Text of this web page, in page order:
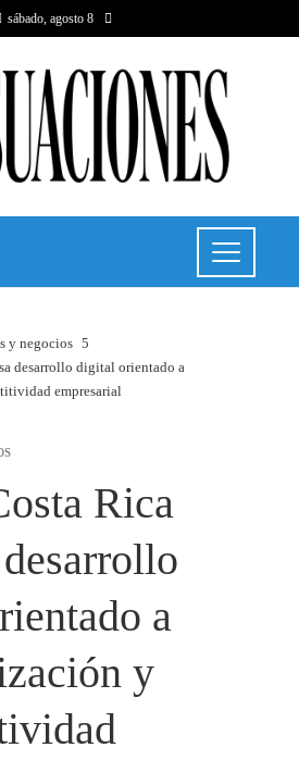
sábado, agosto 8
y negocios
desarrollo digital orientado a
empresarial
Rica
a
y